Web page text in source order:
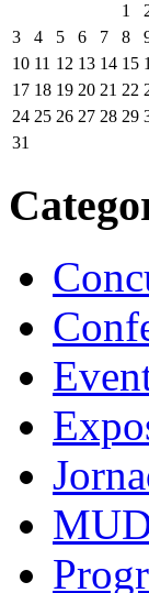
1
3
4 5 6 7 8
10 11 12 13 14 15
17 18 19 20 21 22
24 25 26 27 28 29
31